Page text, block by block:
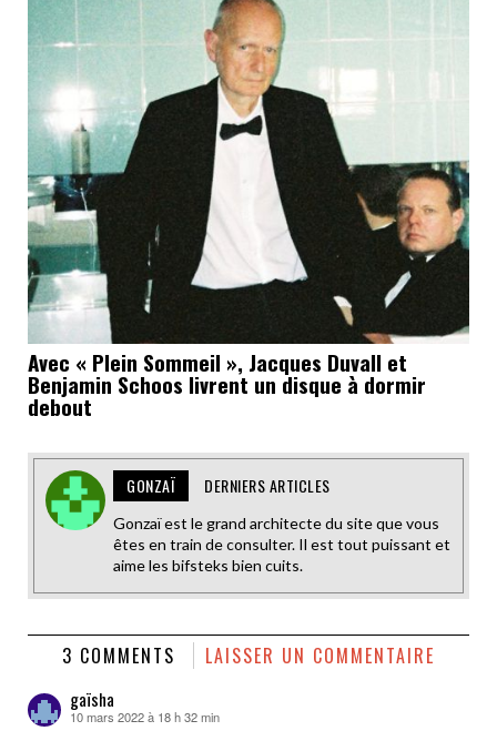
Avec « Plein Sommeil », Jacques Duvall et
Benjamin Schoos livrent un disque à dormir
debout
GONZAÏ DERNIERS ARTICLES
Gonzaï est le grand architecte du site que vous
êtes en train de consulter. Il est tout puissant et
aime les bifsteks bien cuits.
3 COMMENTS LAISSER UN COMMENTAIRE
gaïsha
dit :
10 mars 2022 à 18 h 32 min